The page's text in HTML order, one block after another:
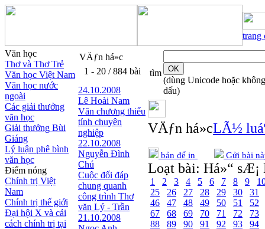
trang
Văn học
Thơ và Thơ Trẻ
Văn học Việt Nam
Văn học nước
ngoài
Các giải thưởng
văn học
Giải thưởng Bùi
Giáng
Lý luận phê bình
văn học
Điểm nóng
Chính trị Việt
Nam
Chính trị thế giới
Đại hội X và cải
cách chính trị tại
VÄƒn há»c
1 - 20 / 884 bài
24.10.2008
Lê Hoài Nam
Văn chương thiếu
tính chuyên
nghiệp
22.10.2008
Nguyễn Đình
Chú
Cuộc đối đáp
chung quanh
công trình Thơ
văn Lý - Trần
21.10.2008
tìm
(dùng Unicode hoặc không
dấu)
VÄƒn há»cLÃ½
bản để in Gửi bài
Loạt bài: Há»“ sÆ¡
1 2 3 4 5 6 7 8 9
25
26 27 28 29 30
31
46
47 48 49 50 51
52
67
68 69 70 71 72
73
88
89 90 91 92 93
94